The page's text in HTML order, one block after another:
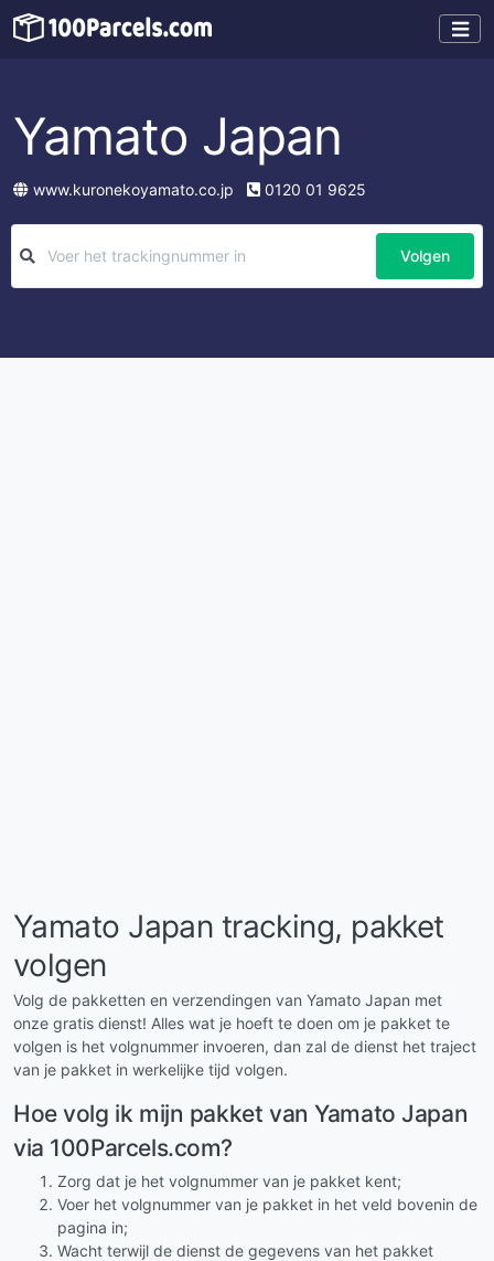
Yamato Japan
www.kuronekoyamato.co.jp 0120 01 9625
Volgen
Yamato Japan tracking, pakket
volgen
Volg de pakketten en verzendingen van Yamato Japan met
onze gratis dienst! Alles wat je hoeft te doen om je pakket te
volgen is het volgnummer invoeren, dan zal de dienst het traject
van je pakket in werkelijke tijd volgen.
Hoe volg ik mijn pakket van Yamato Japan
via 100Parcels.com?
Zorg dat je het volgnummer van je pakket kent;
Voer het volgnummer van je pakket in het veld bovenin de
pagina in;
Wacht terwijl de dienst de gegevens van het pakket